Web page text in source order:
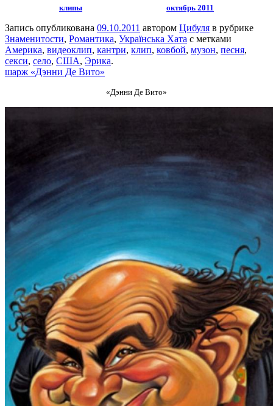
клипы октябрь 2011
Запись опубликована 09.10.2011 автором Цибуля в рубрике
Знаменитости, Романтика, Українська Хата с метками
Америка, видеоклип, кантри, клип, ковбой, музон, песня,
секси, село, США, Эрика.
шарж «Дэнни Де Вито»
«Дэнни Де Вито»